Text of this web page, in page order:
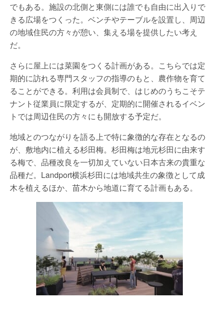
でもある。施設の北側と東側には誰でも自由に出入りで
きる広場をつくった。ベンチやテーブルを設置し、周辺
の地域住民の方々が憩い、集える場を提供したい考え
だ。
さらに屋上には菜園をつくる計画がある。こちらでは定
期的に訪れる専門スタッフの指導のもと、農作物を育て
ることができる。利用は会員制で、はじめのうちこそテ
ナント従業員に限定するが、定期的に開催されるイベン
トでは周辺住民の方々にも開放する予定だ。
地域とのつながりを語る上で特に象徴的な存在となるの
が、敷地内に植える杉田梅。杉田梅は地元杉田に由来す
る梅で、品種改良を一切加えていない日本古来の貴重な
品種だ。Landport横浜杉田には地域共生の象徴として成
木を植えるほか、苗木から地道に育てる計画もある。